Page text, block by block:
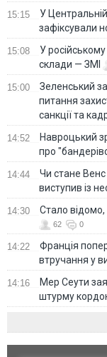
15:15
У
зафіксували
15:08
У
склади — ЗМІ
15:00
Зеленський
питання
санкції та
14:52
Навроцький
про
14:44
Чи стане
виступив із
14:30 Стало відомо,
62 0
14:22
Франція
втручання у
14:16
Мер Сеути
штурму